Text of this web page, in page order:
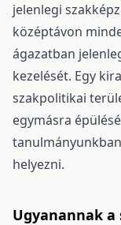
jelenlegi
középtávon
ágazatban
kezelését. Egy
szakpolitikai
egymásra
helyezni.
Ugyanannak